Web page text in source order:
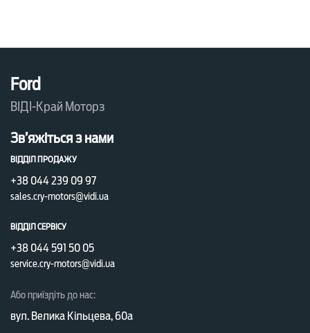
Ford
ВІДІ-Край Моторз
Зв’яжіться з нами
ВІДДІЛ ПРОДАЖУ
+38 044 239 09 97
sales.cry-motors@vidi.ua
ВІДДІЛ СЕРВІСУ
+38 044 591 50 05
service.cry-motors@vidi.ua
Або приїздіть до нас:
вул. Велика Кільцева, 60а